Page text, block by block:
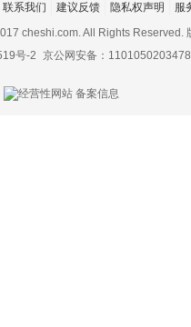
上传图片最多
联系我们 建议反馈 隐私权声明
服
cheshi.com. All Rights Reserved.
号-2 京公网安备：